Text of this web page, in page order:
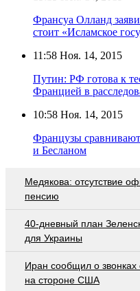
Франсуа Олланд
стоит «Исламское
11:58 Ноя. 14, 2015
Путин: РФ готова к
Францией в
10:58 Ноя. 14, 2015
Французы
и Бесланом
Медякова: отсутствие
пенсию
40-дневный план
для Украины
Иран сообщил о звонках
на стороне США